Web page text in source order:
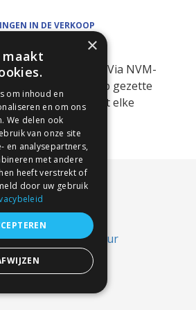
IN DE VERKOOP
van 2026 is een
te koop gezet. Via NVM-
aantal te koop gezette
hoger omdat niet elke
Kopers [...]
×
maakt
om inhoud en
en om ons
We delen ook
van onze site
en analysepartners,
met andere
heeft verstrekt of
door uw gebruik